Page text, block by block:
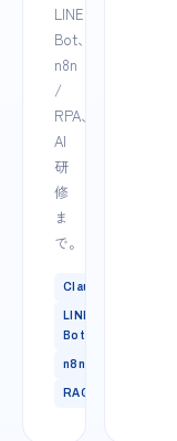
LINE
Bot、
n8n
/
RPA、
AI
研
修
ま
で。
Claude
LINE
Bot
n8n
RAG